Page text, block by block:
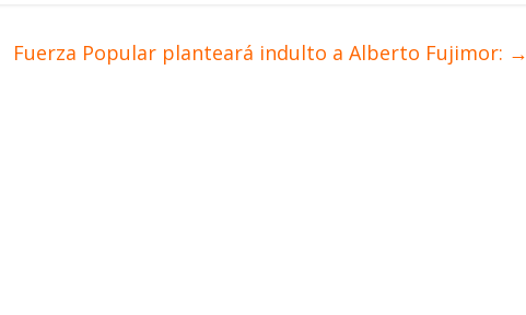
Fuerza Popular planteará indulto a Alberto Fujimor: →